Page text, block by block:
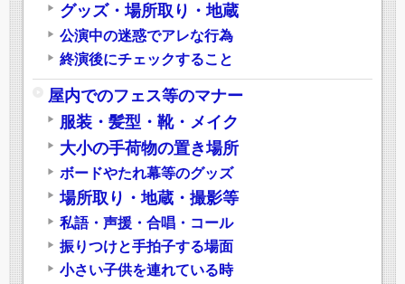
グッズ・場所取り・地蔵
公演中の迷惑でアレな行為
終演後にチェックすること
屋内でのフェス等のマナー
服装・髪型・靴・メイク
大小の手荷物の置き場所
ボードやたれ幕等のグッズ
場所取り・地蔵・撮影等
私語・声援・合唱・コール
振りつけと手拍子する場面
小さい子供を連れている時